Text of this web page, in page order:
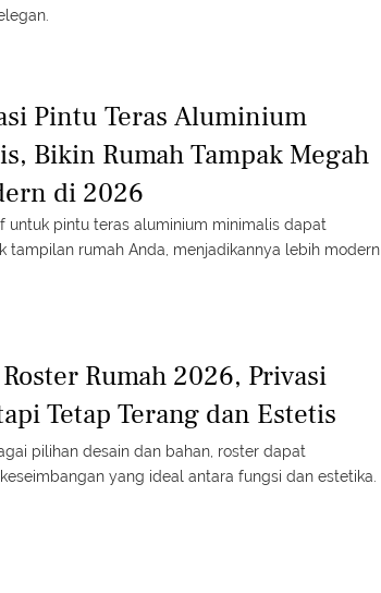
Pintu Teras Aluminium
Bikin Rumah Tampak Megah
di 2026
untuk pintu teras aluminium minimalis dapat
tampilan rumah Anda, menjadikannya lebih modern
Rumah 2026, Privasi
Tetap Terang dan Estetis
pilihan desain dan bahan, roster dapat
yang ideal antara fungsi dan estetika.